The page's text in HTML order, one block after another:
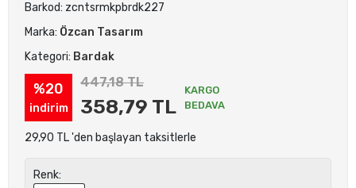
Barkod: zcntsrmkpbrdk227
Marka: Özcan Tasarım
Kategori: Bardak
%20
indirim
447,18 TL
358,79 TL
KARGO
BEDAVA
29,90 TL 'den başlayan taksitlerle
Renk: